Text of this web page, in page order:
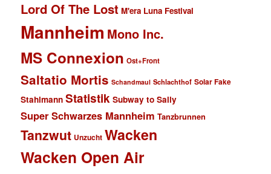
Lord Of The Lost M'era Luna Festival
Mannheim Mono Inc.
MS Connexion Ost+Front
Saltatio Mortis Schandmaul Schlachthof Solar Fake
Stahlmann Statistik Subway to Sally
Super Schwarzes Mannheim Tanzbrunnen
Tanzwut Unzucht Wacken
Wacken Open Air